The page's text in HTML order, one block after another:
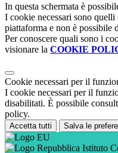
In questa schermata è
I cookie necessari sono
piattaforma e non è possibile
Per conoscere quali sono i
visionare la COOKIE
Cookie necessari per il
I cookie necessari per il
disabilitati. È possibile
policy.
Accetta tutti Salva le
Istituto